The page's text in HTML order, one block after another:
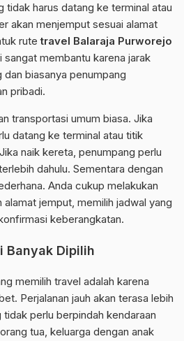
tidak harus datang ke terminal atau
akan menjemput sesuai alamat
rutetravel Balaraja Purworejo
sangat membantu karena jarak
dan biasanya penumpang
pribadi.
transportasi umum biasa. Jika
datang ke terminal atau titik
naik kereta, penumpang perlu
dahulu. Sementara dengan
Anda cukup melakukan
jemput, memilih jadwal yang
keberangkatan.
Banyak Dipilih
memilih travel adalah karena
Perjalanan jauh akan terasa lebih
perlu berpindah kendaraan
tua, keluarga dengan anak